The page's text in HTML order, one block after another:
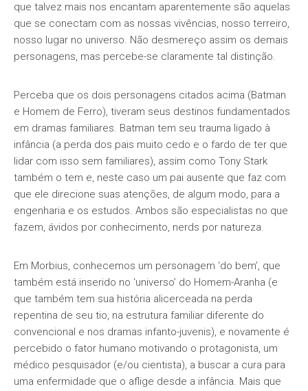
que talvez mais nos encantam aparentemente são aquelas
que se conectam com as nossas vivências, nosso terreiro,
nosso lugar no universo. Não desmereço assim os demais
personagens, mas percebe-se claramente tal distinção.
Perceba que os dois personagens citados acima (Batman
e Homem de Ferro), tiveram seus destinos fundamentados
em dramas familiares. Batman tem seu trauma ligado à
infância (a perda dos pais muito cedo e o fardo de ter que
lidar com isso sem familiares), assim como Tony Stark
também o tem e, neste caso um pai ausente que faz com
que ele direcione suas atenções, de algum modo, para a
engenharia e os estudos. Ambos são especialistas no que
fazem, ávidos por conhecimento, nerds por natureza.
Em Morbius, conhecemos um personagem ‘do bem’, que
também está inserido no ‘universo’ do Homem-Aranha (e
que também tem sua história alicerceada na perda
repentina de seu tio, na estrutura familiar diferente do
convencional e nos dramas infanto-juvenis), e novamente é
percebido o fator humano motivando o protagonista, um
médico pesquisador (e/ou cientista), a buscar a cura para
uma enfermidade que o aflige desde a infância. Mais que